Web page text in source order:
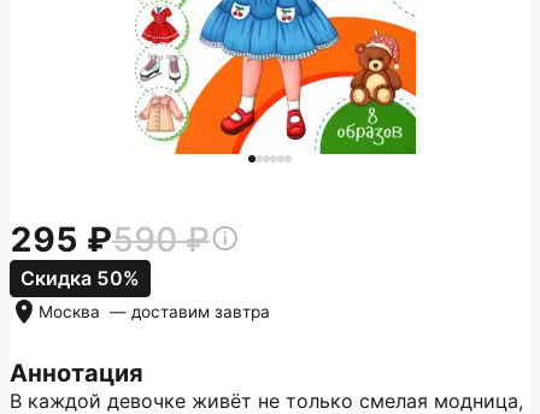
Аннотация
В каждой девочке живёт не только смелая модница,
295 590
Скидка 50%
Москва — доставим завтра